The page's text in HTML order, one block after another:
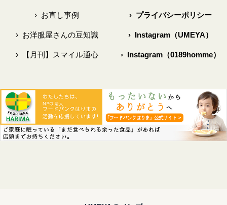
› お直し事例
›お洋服屋さんの豆知識
›【月刊】スマイル通心
›プライバシーポリシー
›Instagram（UMEYA）
›Instagram（0189homme）